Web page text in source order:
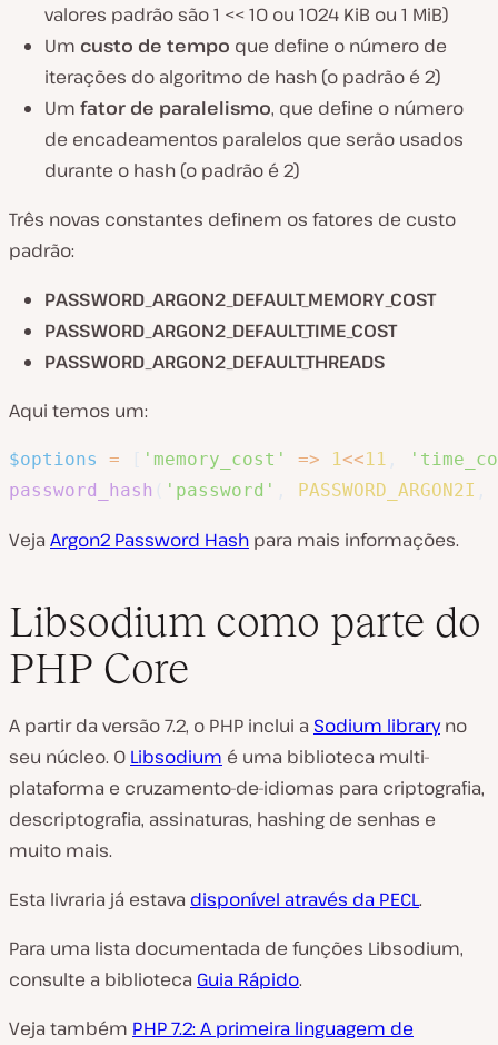
valores padrão são 1 << 10 ou 1024 KiB ou 1 MiB)
Um custo de tempo que define o número de
iterações do algoritmo de hash (o padrão é 2)
Um fator de paralelismo, que define o número
de encadeamentos paralelos que serão usados
durante o hash (o padrão é 2)
Três novas constantes definem os fatores de custo
padrão:
PASSWORD_ARGON2_DEFAULT_MEMORY_COST
PASSWORD_ARGON2_DEFAULT_TIME_COST
PASSWORD_ARGON2_DEFAULT_THREADS
Aqui temos um:
$options = 'memory_cost' => 1<<11
password_hash
'password' PASSWORD_ARGON2I
Veja Argon2 Password Hash para mais informações.
Libsodium como parte do
PHP Core
A partir da versão 7.2, o PHP inclui a Sodium libraryno
seu núcleo. O Libsodium é uma biblioteca multi-
plataforma e cruzamento-de-idiomas para criptografia,
descriptografia, assinaturas, hashing de senhas e
muito mais.
Esta livraria já estava disponível através da PECL.
Para uma lista documentada de funções Libsodium,
consulte a biblioteca Guia Rápido.
Veja também PHP 7.2: A primeira linguagem de